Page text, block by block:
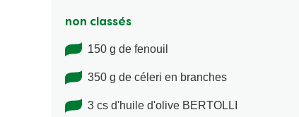
non classés
150 g de fenouil
350 g de céleri en branches
3 cs d'huile d'olive BERTOLLI